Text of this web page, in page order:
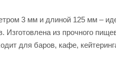
3 мм и длиной 125 мм –
Изготовлена из прочного
для баров, кафе,